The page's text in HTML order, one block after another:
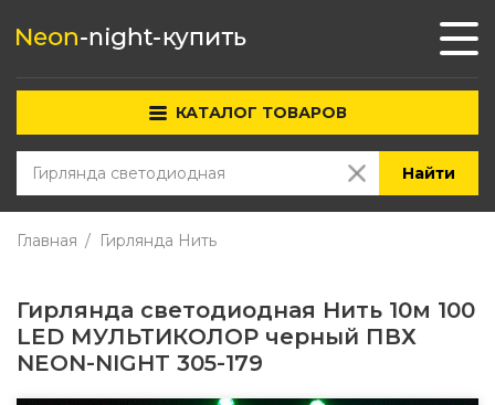
КАТАЛОГ ТОВАРОВ
Найти
Главная Гирлянда Нить
Гирлянда светодиодная Нить 10м 100
LED МУЛЬТИКОЛОР черный ПВХ
NEON-NIGHT 305-179